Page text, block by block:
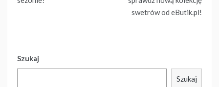
wpisu
swetrów od eButik.pl!
Szukaj
Szukaj